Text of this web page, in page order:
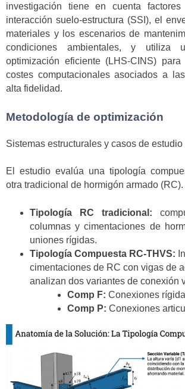
investigación tiene en cuenta
interacción suelo-estructura (SSI), el
materiales y los escenarios de
condiciones ambientales, y utiliza
optimización eficiente (LHS-CINS)
costes computacionales asociados a
alta fidelidad.
Metodología de optimización
Sistemas estructurales y casos de estudio
El estudio evalúa una tipología
otra tradicional de hormigón armado (RC).
Tipología RC tradicional:
columnas y cimentaciones de
uniones rígidas.
Tipología Compuesta RC-THVS:
cimentaciones de RC con vigas de
analizan dos variantes de conexión
Comp F: Conexiones
Comp P: Conexiones